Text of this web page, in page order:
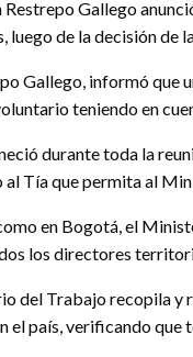
Gallego
luego de la decisión
Gallego, informó
teniendo en
durante toda la
al Tía que permita al
en Bogotá, el
los directores
del Trabajo recopila y
el país, verificando